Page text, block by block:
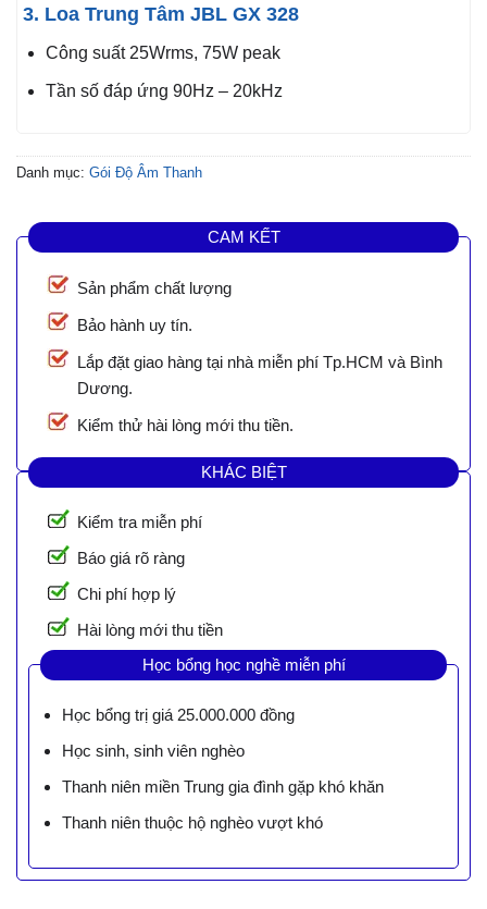
3. Loa Trung Tâm JBL GX 328
Công suất 25Wrms, 75W peak
Tần số đáp ứng 90Hz – 20kHz
Danh mục: Gói Độ Âm Thanh
CAM KẾT
Sản phẩm chất lượng
Bảo hành uy tín.
Lắp đặt giao hàng tại nhà miễn phí Tp.HCM và Bình
Dương.
Kiểm thử hài lòng mới thu tiền.
KHÁC BIỆT
Kiểm tra miễn phí
Báo giá rõ ràng
Chi phí hợp lý
Hài lòng mới thu tiền
Học bổng học nghề miễn phí
Học bổng trị giá 25.000.000 đồng
Học sinh, sinh viên nghèo
Thanh niên miền Trung gia đình gặp khó khăn
Thanh niên thuộc hộ nghèo vượt khó